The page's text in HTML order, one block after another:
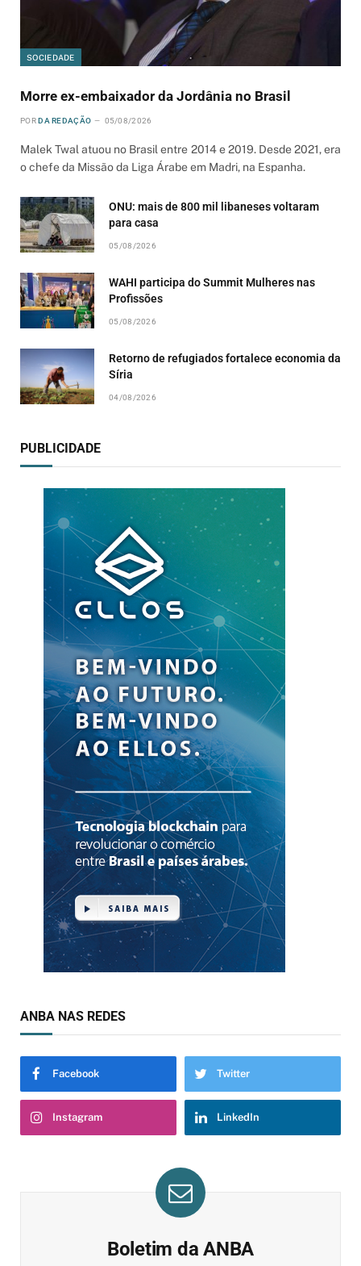
SOCIEDADE
Morre ex-embaixador da Jordânia no Brasil
POR DA REDAÇÃO 05/08/2026
Malek Twal atuou no Brasil entre 2014 e 2019. Desde 2021, era
o chefe da Missão da Liga Árabe em Madri, na Espanha.
ONU: mais de 800 mil libaneses voltaram
para casa
05/08/2026
WAHI participa do Summit Mulheres nas
Profissões
05/08/2026
Retorno de refugiados fortalece economia da
Síria
04/08/2026
PUBLICIDADE
ANBA NAS REDES
Facebook Twitter
Instagram LinkedIn
Boletim da ANBA